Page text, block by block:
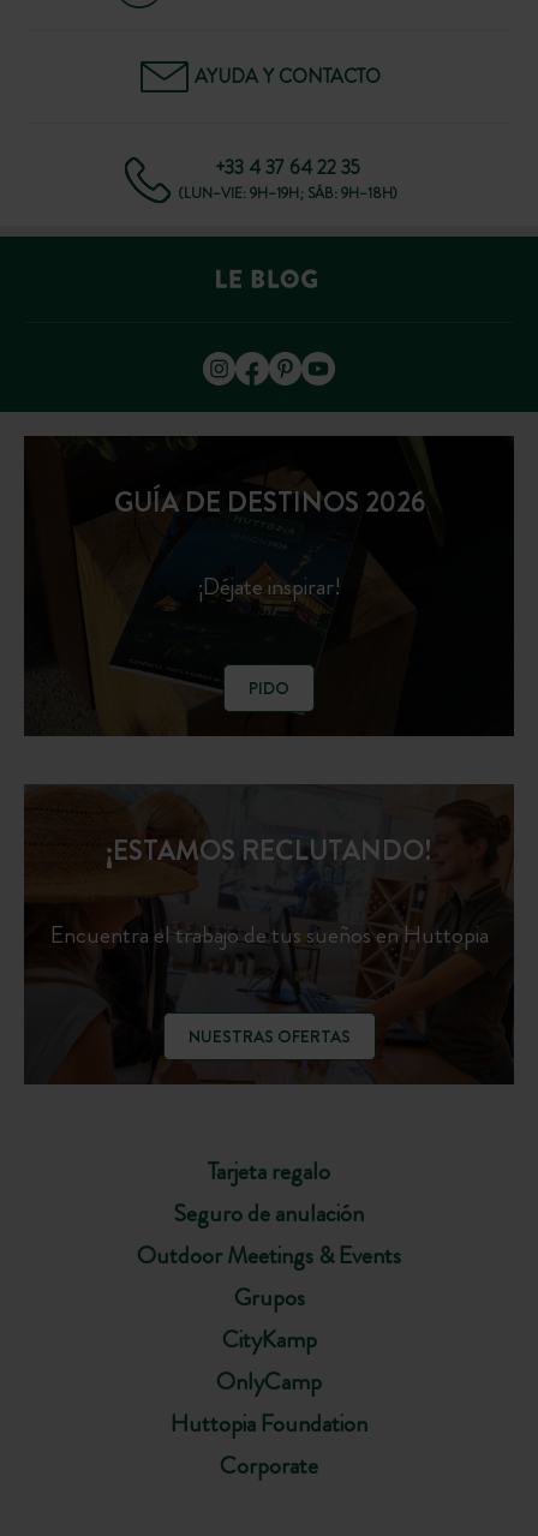
AYUDA Y CONTACTO
+33 4 37 64 22 35
(LUN–VIE: 9H–19H; SÁB: 9H–18H)
GUÍA DE DESTINOS 2026
¡Déjate inspirar!
PIDO
Tarjeta regalo
Seguro de anulación
Outdoor Meetings & Events
Grupos
CityKamp
OnlyCamp
Huttopia Foundation
Corporate
¡ESTAMOS RECLUTANDO!
Encuentra el trabajo de tus sueños en Huttopia
NUESTRAS OFERTAS